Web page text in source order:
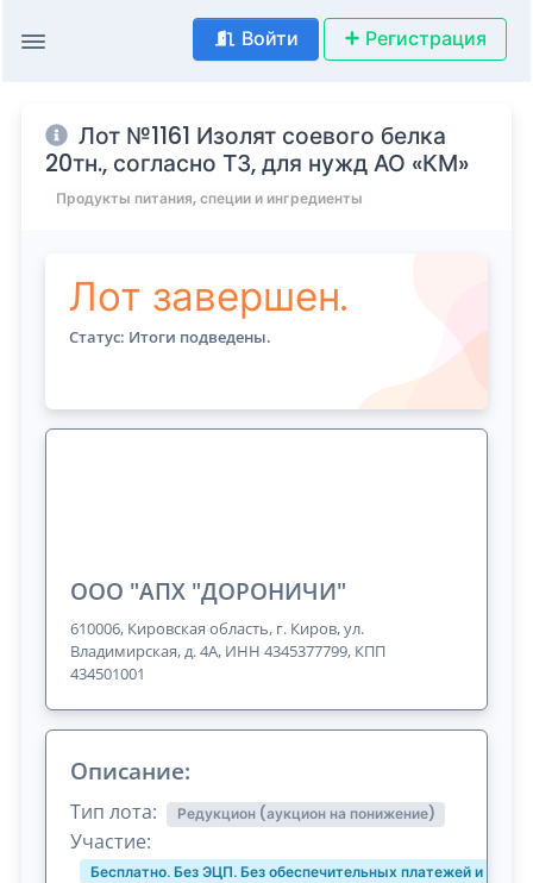
Войти Регистрация
Лот №1161 Изолят соевого белка
20тн., согласно ТЗ, для нужд АО «КМ»
Продукты питания, специи и ингредиенты
Лот завершен.
Статус: Итоги подведены.
ООО "АПХ "ДОРОНИЧИ"
610006, Кировская область, г. Киров, ул.
Владимирская, д. 4А, ИНН 4345377799, КПП
434501001
Описание:
Тип лота: Редукцион (аукцион на понижение)
Участие:
Бесплатно. Без ЭЦП. Без обеспечительных платежей и